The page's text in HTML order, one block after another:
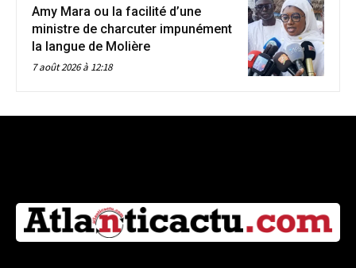
Amy Mara ou la facilité d’une
ministre de charcuter impunément
la langue de Molière
7 août 2026 à 12:18